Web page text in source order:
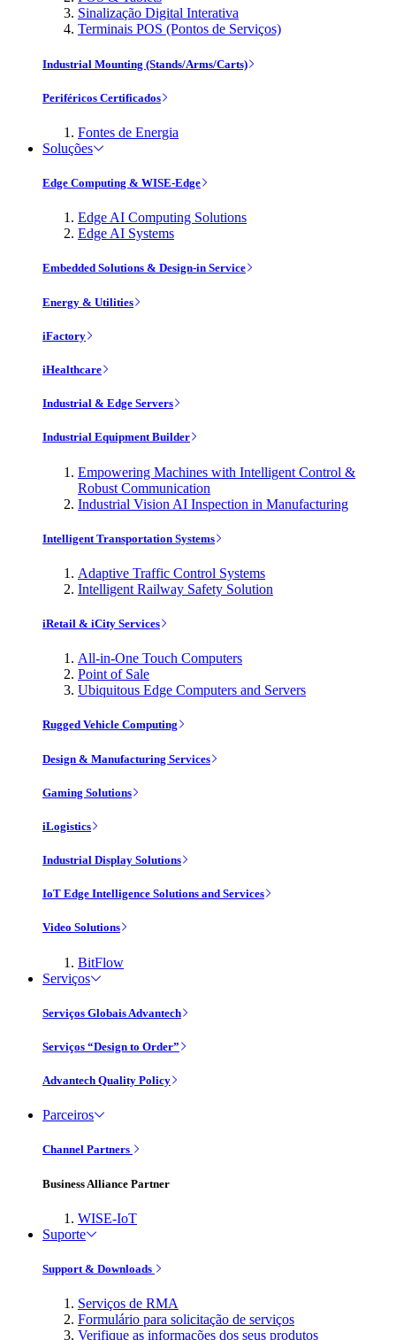
Sinalização Digital Interativa
Terminais POS (Pontos de Serviços)
Industrial Mounting (Stands/Arms/Carts)
Periféricos Certificados
Fontes de Energia
Soluções
Edge Computing & WISE-Edge
Edge AI Computing Solutions
Edge AI Systems
Embedded Solutions & Design-in Service
Energy & Utilities
iFactory
iHealthcare
Industrial & Edge Servers
Industrial Equipment Builder
Empowering Machines with Intelligent Control &
Robust Communication
Industrial Vision AI Inspection in Manufacturing
Intelligent Transportation Systems
Adaptive Traffic Control Systems
Intelligent Railway Safety Solution
iRetail & iCity Services
All-in-One Touch Computers
Point of Sale
Ubiquitous Edge Computers and Servers
Rugged Vehicle Computing
Design & Manufacturing Services
Gaming Solutions
iLogistics
Industrial Display Solutions
IoT Edge Intelligence Solutions and Services
Video Solutions
BitFlow
Serviços
Serviços Globais Advantech
Serviços “Design to Order”
Advantech Quality Policy
Parceiros
Channel Partners
Business Alliance Partner
WISE-IoT
Suporte
Support & Downloads
Serviços de RMA
Formulário para solicitação de serviços
Verifique as informações dos seus produtos